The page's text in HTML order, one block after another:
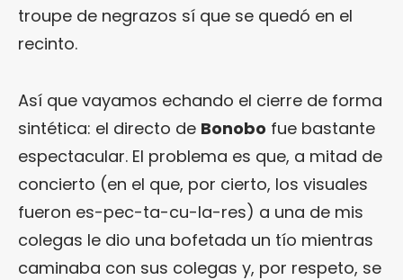
troupe de negrazos sí que se quedó en el
recinto.
Así que vayamos echando el cierre de forma
sintética: el directo de Bonobo fue bastante
espectacular. El problema es que, a mitad de
concierto (en el que, por cierto, los visuales
fueron es-pec-ta-cu-la-res) a una de mis
colegas le dio una bofetada un tío mientras
caminaba con sus colegas y, por respeto, se